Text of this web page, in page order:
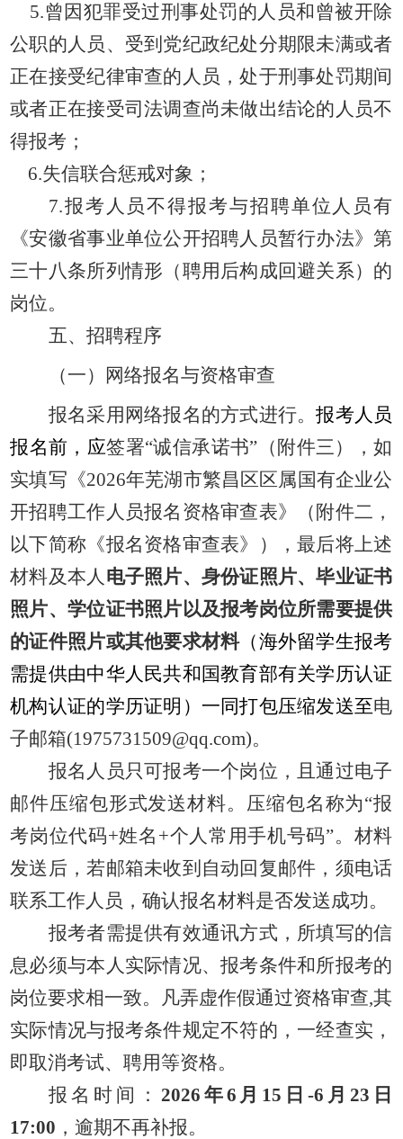
5.曾因犯罪受过刑事处罚的人员和曾被开除
公职的人员、受到党纪政纪处分期限未满或者
正在接受纪律审查的人员，处于刑事处罚期间
或者正在接受司法调查尚未做出结论的人员不
得报考 ；
6.失信联合惩戒对象；
7.报考人员不得报考与招聘单位人员有
《安徽省事业单位公开招聘人员暂行办法》第
三十八条所列情形（聘用后构成回避关系）的
岗位。
五、招聘程序
（一）网络报名与资格审查
报名采用 网络报名的方式进行。报考人员
报名前，应签署“诚信承诺书”（附件三），如
实填写《2026年芜湖市繁昌区区属国有企业公
开招聘工作人员报名资格审查表》（附件二 ，
以下简称《报名资格审查表》），最后将上述
材料及本人 电子照片、 身份证照片、毕业证书
照片、学位证书照片以及报考岗位所需要提供
的证件照片或其他要求材料（海外留学生报考
需提供由中华人民共和国教育部有关学历认证
机构认证的学历证明）一同打包压缩发送至电
子邮箱(1975731509@qq.com)。
报名人员只可报考一个岗位 ， 且通过电子
邮件压缩包形式发送材料。压缩包名称为“报
考岗位代码+姓名+个人常用手机号码”。材料
发送后，若邮箱未收到自动回复邮件，须电话
联系工作人员，确认报名材料是否发送成功。
报考者需提供有效通讯方式，所填写的信
息必须与本人实际情况、报考条件和所报考的
岗位要求相一致。凡弄虚作假通过资格审查,其
实际情况与报考条件规定不符的，一经查实，
即取消考试、聘用等资格。
报名时间： 2026年6月15日-6月23日
17:00 ，逾期不再补报。